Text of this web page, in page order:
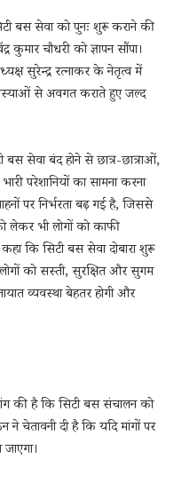
बस सेवा को पुनः शुरू कराने की
चौधरी को ज्ञापन सौंपा।
सुरेन्द्र रत्नाकर के नेतृत्व में
से अवगत कराते हुए जल्द
बस सेवा बंद होने से छात्र-छात्राओं,
परेशानियों का सामना करना
पर निर्भरता बढ़ गई है, जिससे
लेकर भी लोगों को काफी
कि सिटी बस सेवा दोबारा शुरू
को सस्ती, सुरक्षित और सुगम
व्यवस्था बेहतर होगी और
की है कि सिटी बस संचालन को
चेतावनी दी है कि यदि मांगों पर